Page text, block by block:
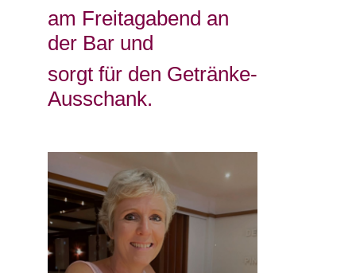
am Freitagabend an
der Bar und
sorgt für den Getränke-
Ausschank.